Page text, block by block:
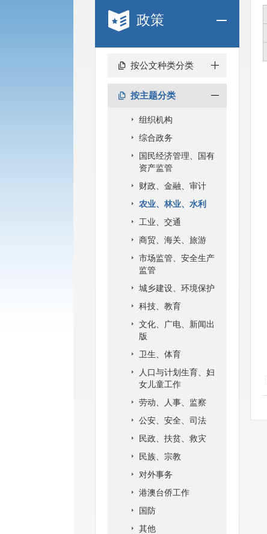
政策
按公文种类分类
按主题分类
组织机构
综合政务
国民经济管理、国有
资产监管
财政、金融、审计
农业、林业、水利
工业、交通
商贸、海关、旅游
市场监管、安全生产
监管
城乡建设、环境保护
科技、教育
文化、广电、新闻出
版
卫生、体育
人口与计划生育、妇
女儿童工作
劳动、人事、监察
公安、安全、司法
民政、扶贫、救灾
民族、宗教
对外事务
港澳台侨工作
国防
其他